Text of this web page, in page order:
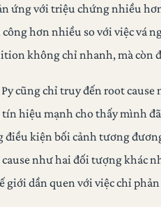
ứng với triệu chứng nhiều
hơn nhiều so với việc vá
không chỉ nhanh, mà còn
cũng chỉ truy đến root
hiệu mạnh cho thấy mình đã
điều kiện bối cảnh tương
cause như hai đối tượng khác
giới dần quen với việc chỉ